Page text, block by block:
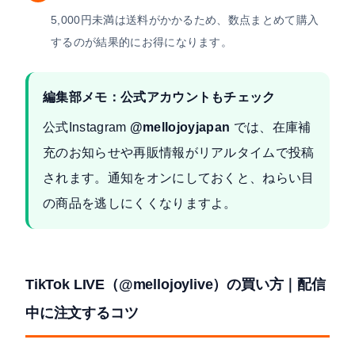
5,000円未満は送料がかかるため、数点まとめて購入
するのが結果的にお得になります。
編集部メモ：公式アカウントもチェック
公式Instagram @mellojoyjapan では、在庫補
充のお知らせや再販情報がリアルタイムで投稿
されます。通知をオンにしておくと、ねらい目
の商品を逃しにくくなりますよ。
TikTok LIVE（@mellojoylive）の買い方｜配信
中に注文するコツ